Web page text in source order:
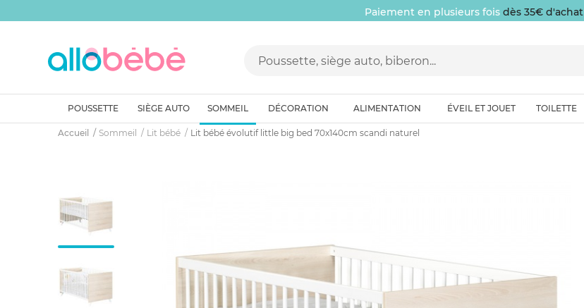
Paiement en plusieurs fois dès 35€ d'achat
POUSSETTE SIÈGE AUTO SOMMEIL DÉCORATION ALIMENTATION ÉVEIL ET JOUET TOILETTE
Accueil Sommeil Lit bébé Lit bébé évolutif little big bed 70x140cm scandi naturel